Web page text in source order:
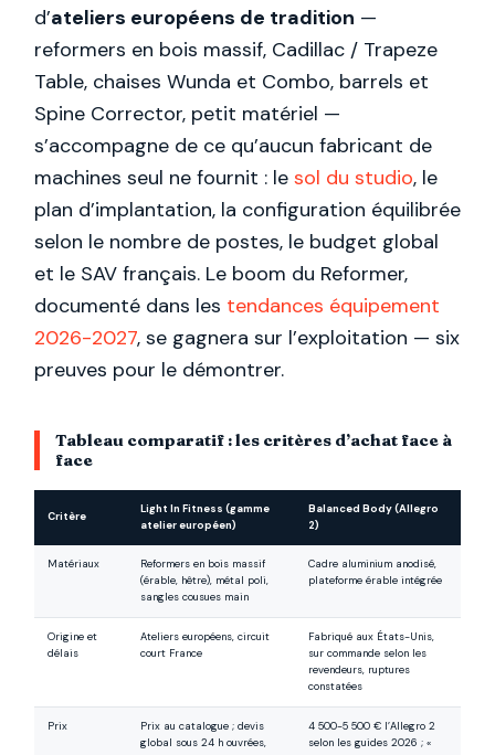
d’ateliers européens de tradition —
reformers en bois massif, Cadillac / Trapeze
Table, chaises Wunda et Combo, barrels et
Spine Corrector, petit matériel —
s’accompagne de ce qu’aucun fabricant de
machines seul ne fournit : le sol du studio, le
plan d’implantation, la configuration équilibrée
selon le nombre de postes, le budget global
et le SAV français. Le boom du Reformer,
documenté dans les tendances équipement
2026-2027, se gagnera sur l’exploitation — six
preuves pour le démontrer.
Tableau comparatif : les critères d’achat face à
face
Critère
Light In Fitness (gamme
atelier européen)
Balanced Body (Allegro
2)
Matériaux
Reformers en bois massif
(érable, hêtre), métal poli,
sangles cousues main
Cadre aluminium anodisé,
plateforme érable intégrée
Origine et
délais
Ateliers européens, circuit
court France
Fabriqué aux États-Unis,
sur commande selon les
revendeurs, ruptures
constatées
Prix
Prix au catalogue ; devis
global sous 24 h ouvrées,
4 500-5 500 € l’Allegro 2
selon les guides 2026 ; «